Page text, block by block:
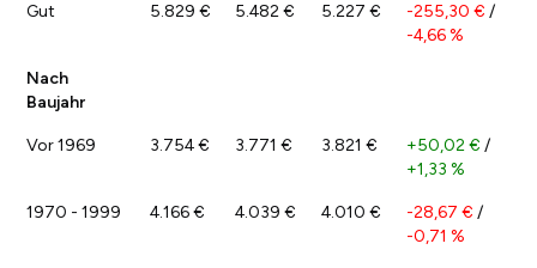
Gut 5.829 € 5.482 € 5.227 € -255,30 € /
-4,66 %
Nach
Baujahr
Vor 1969 3.754 € 3.771 € 3.821 € +50,02 € /
+1,33 %
1970 - 1999 4.166 € 4.039 € 4.010 € -28,67 € /
-0,71 %